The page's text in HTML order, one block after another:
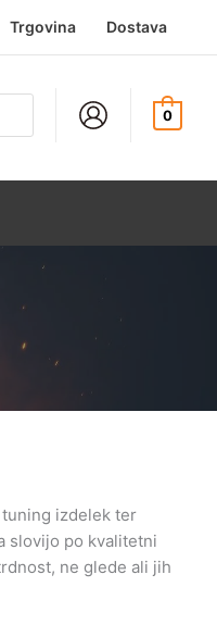
Trgovina Dostava
0
izdelek ter
slovijo po kvalitetni
ne glede ali jih